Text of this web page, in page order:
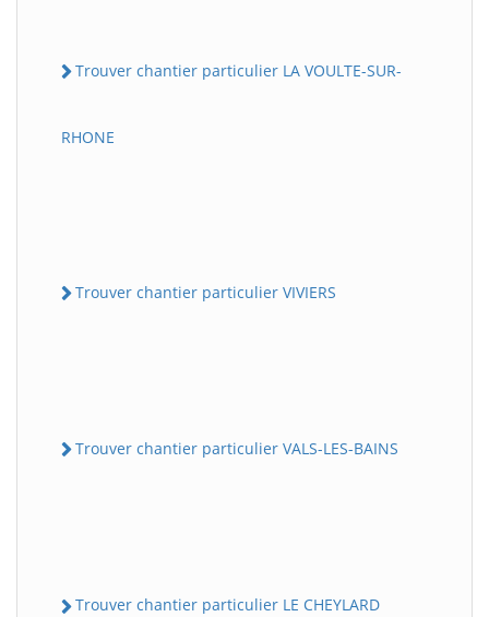
Trouver chantier particulier LA VOULTE-SUR-
RHONE
Trouver chantier particulier VIVIERS
Trouver chantier particulier VALS-LES-BAINS
Trouver chantier particulier LE CHEYLARD